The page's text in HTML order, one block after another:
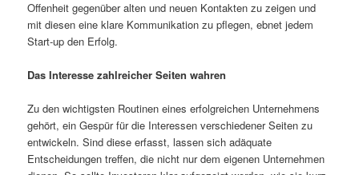
Offenheit gegenüber alten und neuen Kontakten zu zeigen und
mit diesen eine klare Kommunikation zu pflegen, ebnet jedem
Start-up den Erfolg.
Das Interesse zahlreicher Seiten wahren
Zu den wichtigsten Routinen eines erfolgreichen Unternehmens
gehört, ein Gespür für die Interessen verschiedener Seiten zu
entwickeln. Sind diese erfasst, lassen sich adäquate
Entscheidungen treffen, die nicht nur dem eigenen Unternehmen